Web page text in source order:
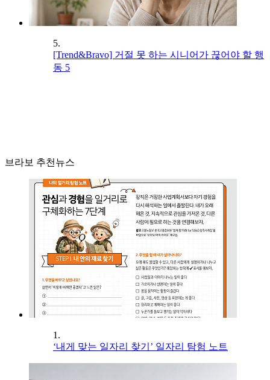
5.
[Trend&Bravo] 거절 못 하는 시니어가 끊어야 할 행
동 5
브라보 추천뉴스
1.
‘내게 맞는 일자리 찾기’ 일자리 탐험 노트